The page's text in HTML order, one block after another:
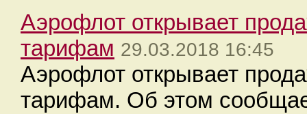
Аэрофлот открывает
тарифам 29.03.2018 16:45
Аэрофлот открывает
тарифам. Об этом